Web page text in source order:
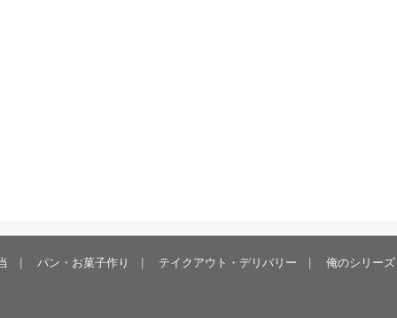
パン・お菓子作り テイクアウト・デリバリー 俺のシリーズ